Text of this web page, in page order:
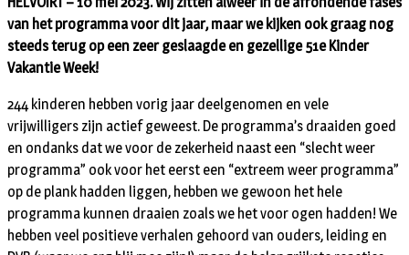
van het programma voor dit jaar, maar we kijken ook graag nog
steeds terug op een zeer geslaagde en gezellige 51e Kinder
Vakantie Week!
244 kinderen hebben vorig jaar deelgenomen en vele
vrijwilligers zijn actief geweest. De programma’s draaiden goed
en ondanks dat we voor de zekerheid naast een “slecht weer
programma” ook voor het eerst een “extreem weer programma”
op de plank hadden liggen, hebben we gewoon het hele
programma kunnen draaien zoals we het voor ogen hadden! We
hebben veel positieve verhalen gehoord van ouders, leiding en